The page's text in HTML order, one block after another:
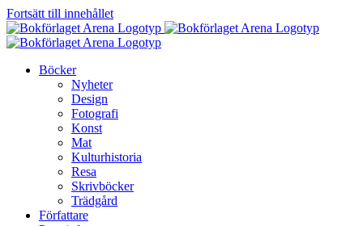
Fortsätt till innehållet
Böcker
Nyheter
Design
Fotografi
Konst
Mat
Kulturhistoria
Resa
Skrivböcker
Trädgård
Författare